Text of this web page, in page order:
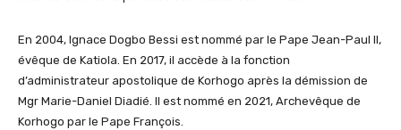
En 2004, Ignace Dogbo Bessi est nommé par le Pape Jean-Paul II,
évêque de Katiola. En 2017, il accède à la fonction
d’administrateur apostolique de Korhogo après la démission de
Mgr Marie-Daniel Diadié. Il est nommé en 2021, Archevêque de
Korhogo par le Pape François.